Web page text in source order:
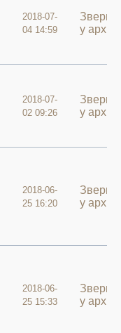
2018-07-
04 14:59
у архиві
2018-07-
02 09:26
у архиві
2018-06-
25 16:20
у архиві
2018-06-
25 15:33
у архиві